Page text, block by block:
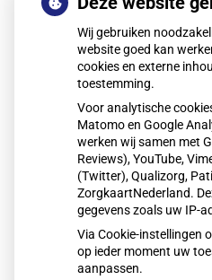
Utrecht vanwege
Voor ongeveer 85.000
provincie Utrecht geldt een
Drinkwaterbedrijf Vitens heeft
enterokokkenbacterie
geadviseerd water eerst te
gebruikt om te drinken of eten
Lees het hele artikel op:
Publicatiedatum:06-01-2026
Wij gebruiken
website goed kan
cookies en externe
toestemming.
Voor analytische
Matomo en Google
werken wij samen met
Reviews), YouTube,
(Twitter), Qualizorg,
ZorgkaartNederland.
gegevens zoals uw IP-
Via Cookie-instellingen
op ieder moment uw
aanpassen.